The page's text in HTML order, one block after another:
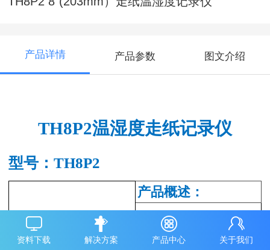
产品详情 产品参数 图文介绍
TH8P2温湿度走纸记录仪
型号 ：TH8P2
产品概述 ：
TH8P2
湿度走纸
资料下载 解决方案 产品中心 关于我们